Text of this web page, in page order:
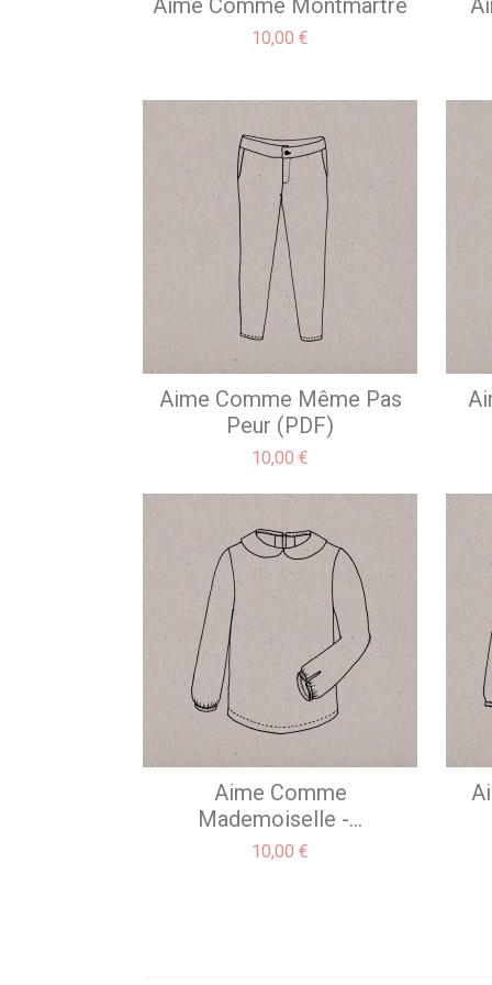
Aime Comme Montmartre
Prix
10,00 €
Aime Comme Même Pas
Peur (PDF)
Prix
10,00 €
Aime Comme
Mademoiselle -...
Prix
10,00 €